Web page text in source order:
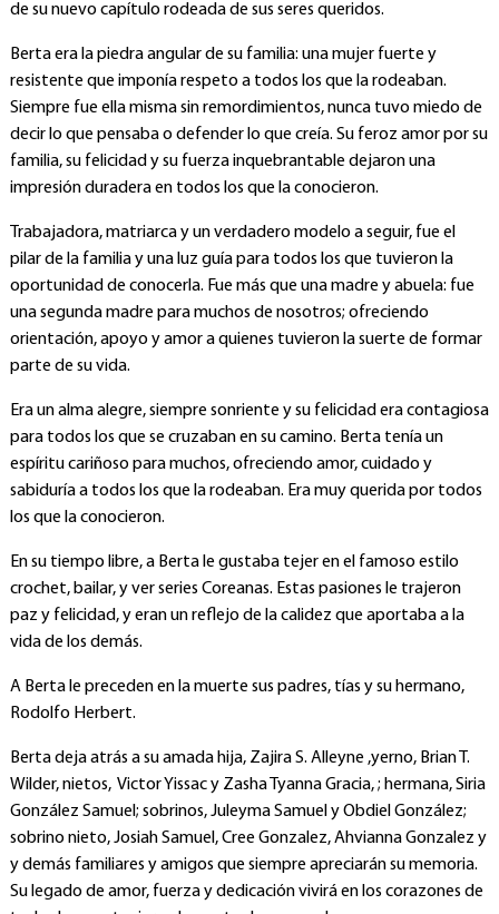
de su nuevo capítulo rodeada de sus seres queridos.
Berta era la piedra angular de su familia: una mujer fuerte y
resistente que imponía respeto a todos los que la rodeaban.
Siempre fue ella misma sin remordimientos, nunca tuvo miedo de
decir lo que pensaba o defender lo que creía. Su feroz amor por su
familia, su felicidad y su fuerza inquebrantable dejaron una
impresión duradera en todos los que la conocieron.
Trabajadora, matriarca y un verdadero modelo a seguir, fue el
pilar de la familia y una luz guía para todos los que tuvieron la
oportunidad de conocerla. Fue más que una madre y abuela: fue
una segunda madre para muchos de nosotros; ofreciendo
orientación, apoyo y amor a quienes tuvieron la suerte de formar
parte de su vida.
Era un alma alegre, siempre sonriente y su felicidad era contagiosa
para todos los que se cruzaban en su camino. Berta tenía un
espíritu cariñoso para muchos, ofreciendo amor, cuidado y
sabiduría a todos los que la rodeaban. Era muy querida por todos
los que la conocieron.
En su tiempo libre, a Berta le gustaba tejer en el famoso estilo
crochet, bailar, y ver series Coreanas. Estas pasiones le trajeron
paz y felicidad, y eran un reflejo de la calidez que aportaba a la
vida de los demás.
A Berta le preceden en la muerte sus padres, tías y su hermano,
Rodolfo Herbert.
Berta deja atrás a su amada hija, Zajira S. Alleyne ,yerno, Brian T.
Wilder, nietos, Victor Yissac y Zasha Tyanna Gracia, ; hermana, Siria
González Samuel; sobrinos, Juleyma Samuel y Obdiel González;
sobrino nieto, Josiah Samuel, Cree Gonzalez, Ahvianna Gonzalez y
y demás familiares y amigos que siempre apreciarán su memoria.
Su legado de amor, fuerza y dedicación vivirá en los corazones de